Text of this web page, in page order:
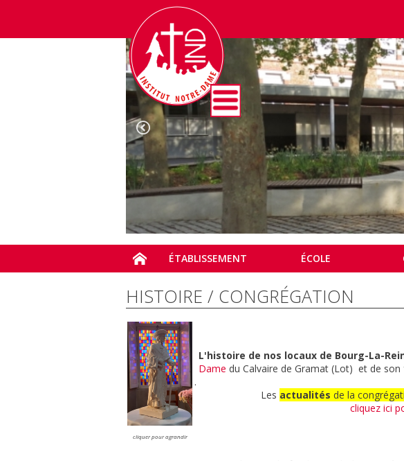
ÉTABLISSEMENT ÉCOLE
HISTOIRE / CONGRÉGATION
cliquer pour agrandir
.
L'histoire de nos locaux de Bourg-La-
Dame du Calvaire de Gramat (Lot) et de son
Les actualités de la
cliquez ici